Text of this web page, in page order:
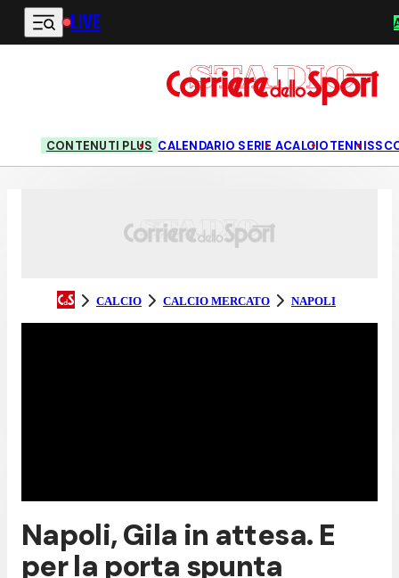
Vai al contenuto principale
LIVE
CONTENUTI PLUS CALENDARIO SERIE ACALCIOTENNIS
CALCIO CALCIO MERCATO NAPOLI
Napoli, Gila in attesa. E
per la porta spunta